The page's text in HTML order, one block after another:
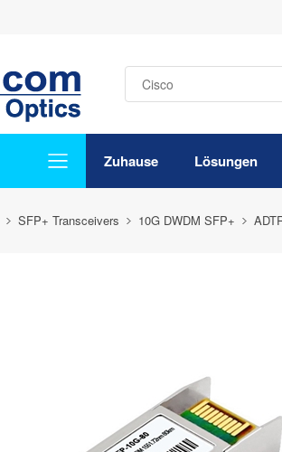
Zuhause Lösungen
SFP+ Transceivers 10G DWDM SFP+